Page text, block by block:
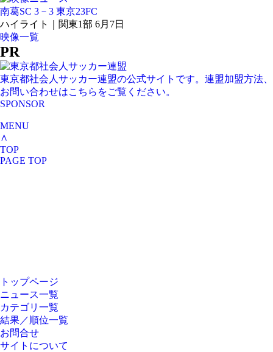
南葛SC 3－3 東京23FC
ハイライト｜関東1部 6月7日
映像一覧
PR
東京都社会人サッカー連盟の公式サイトです。連盟加盟方法、
お問い合わせはこちらをご覧ください。
SPONSOR
MENU
∧
TOP
PAGE TOP
HOME
NEWS
CATEGORY
トップページ
ニュース一覧
カテゴリ一覧
結果／順位一覧
お問合せ
サイトについて